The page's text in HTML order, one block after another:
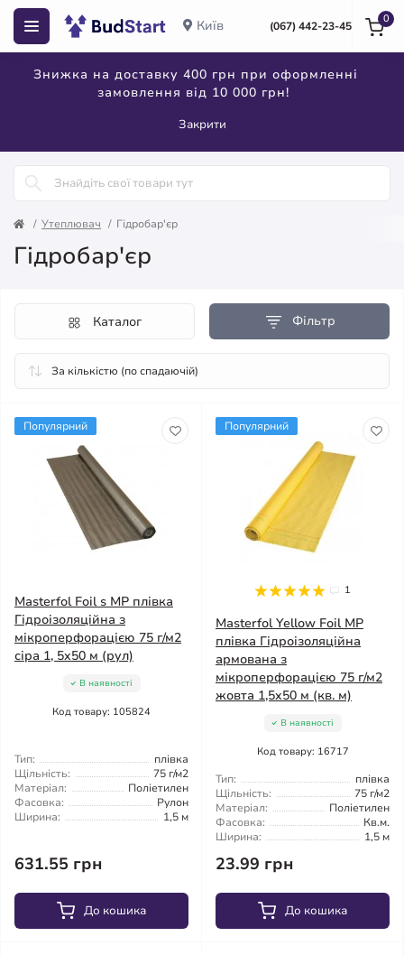
Київ (067) 442-23-45
Знижка на доставку 400 грн при оформленні
замовлення від 10 000 грн!
Закрити
0
Утеплювач Гідробар'єр
Гідробар'єр
Фільтр
Каталог
Популярний
Masterfol Foil s MP плівка
Гідроізоляційна з
мікроперфорацією 75 г/м2
сіра 1, 5x50 м (рул)
В наявності
Код товару: 105824
Тип:
плівка
Щільність:
75 г/м2
Матеріал:
Поліетилен
Фасовка:
Рулон
Ширина:
1,5 м
631.55 грн
До кошика
Популярний
1
Masterfol Yellow Foil MP
плівка Гідроізоляційна
армована з
мікроперфорацією 75 г/м2
жовта 1,5x50 м (кв. м)
В наявності
Код товару: 16717
Тип:
плівка
Щільність:
75 г/м2
Матеріал:
Поліетилен
Фасовка:
Кв.м.
Ширина:
1,5 м
23.99 грн
До кошика